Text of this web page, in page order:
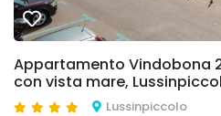
Appartamento Vindobona
con vista mare,
Lussinpiccolo